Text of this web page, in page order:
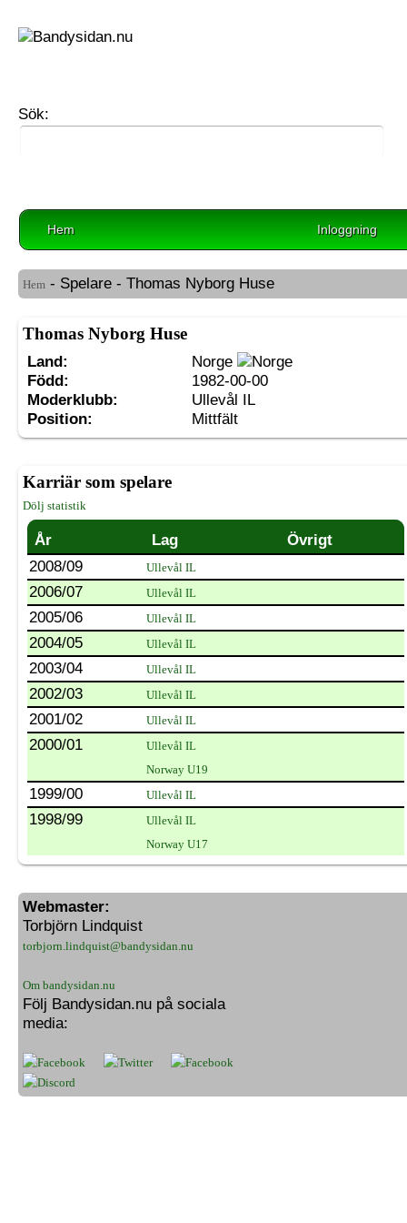
Sök:
Hem Inloggning
Hem - Spelare - Thomas Nyborg Huse
Thomas Nyborg Huse
Land:
Norge
Född:
1982-00-00
Moderklubb:
Ullevål IL
Position:
Mittfält
Karriär som spelare
Dölj statistik
År Lag
Övrigt
2008/09
Ullevål IL
2006/07 Ullevål IL
2005/06 Ullevål IL
2004/05 Ullevål IL
2003/04 Ullevål IL
2002/03 Ullevål IL
2001/02 Ullevål IL
2000/01
Ullevål IL
Norway U19
1999/00 Ullevål IL
1998/99
Ullevål IL
Norway U17
Webmaster:
Torbjörn Lindquist
torbjorn.lindquist@bandysidan.nu
Om bandysidan.nu
Följ Bandysidan.nu på sociala
media: